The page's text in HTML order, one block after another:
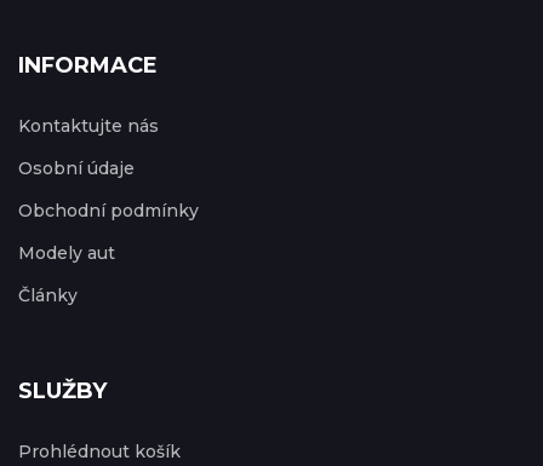
INFORMACE
Kontaktujte nás
Osobní údaje
Obchodní podmínky
Modely aut
Články
SLUŽBY
Prohlédnout košík